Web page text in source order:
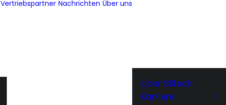
Vertriebspartner Nachrichten Über uns
Über Siltech
Karriere